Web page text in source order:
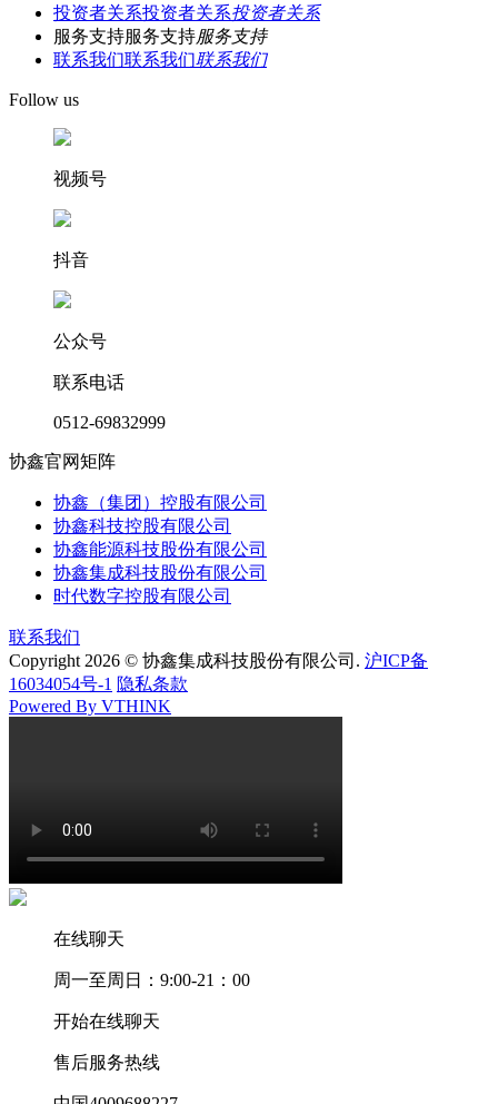
投资者关系投资者关系投资者关系
服务支持服务支持服务支持
联系我们联系我们联系我们
Follow us
视频号
抖音
公众号
联系电话
0512-69832999
协鑫官网矩阵
协鑫（集团）控股有限公司
协鑫科技控股有限公司
协鑫能源科技股份有限公司
协鑫集成科技股份有限公司
时代数字控股有限公司
联系我们
Copyright 2026 © 协鑫集成科技股份有限公司. 沪ICP备
16034054号-1 隐私条款
Powered By VTHINK
在线聊天
周一至周日：9:00-21：00
开始在线聊天
售后服务热线